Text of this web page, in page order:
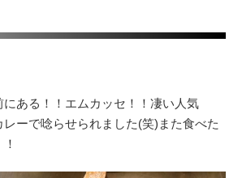
ある！！エムカッセ！！凄い人気
ーで唸らせられました(笑)また食べた